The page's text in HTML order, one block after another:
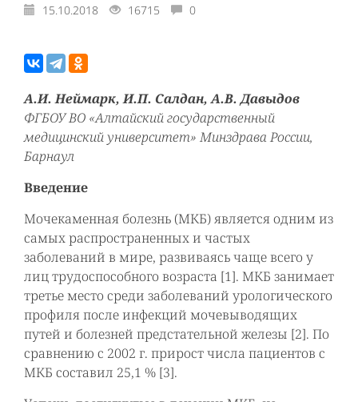
15.10.2018 16715 0
А.И. Неймарк, И.П. Салдан, А.В. Давыдов
ФГБОУ ВО «Алтайский государственный
медицинский университет» Минздрава России,
Барнаул
Введение
Мочекаменная болезнь (МКБ) является одним из
самых распространенных и частых
заболеваний в мире, развиваясь чаще всего у
лиц трудоспособного возраста [1]. МКБ занимает
третье место среди заболеваний урологического
профиля после инфекций мочевыводящих
путей и болезней предстательной железы [2]. По
сравнению с 2002 г. прирост числа пациентов с
МКБ составил 25,1 % [3].